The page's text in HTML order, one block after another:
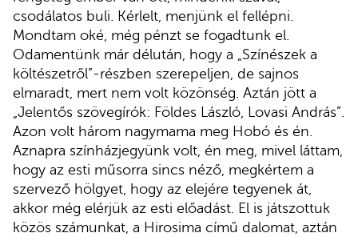
csodálatos buli. Kérlelt, menjünk el fellépni.
Mondtam oké, még pénzt se fogadtunk el.
Odamentünk már délután, hogy a „Színészek a
költészetről”-részben szerepeljen, de sajnos
elmaradt, mert nem volt közönség. Aztán jött a
„Jelentős szövegírók: Földes László, Lovasi András”.
Azon volt három nagymama meg Hobó és én.
Aznapra színházjegyünk volt, én meg, mivel láttam,
hogy az esti műsorra sincs néző, megkértem a
szervező hölgyet, hogy az elejére tegyenek át,
akkor még elérjük az esti előadást. El is játszottuk
közös számunkat, a Hirosima című dalomat, aztán